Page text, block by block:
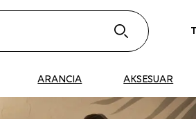
ARANCIA AKSESUAR